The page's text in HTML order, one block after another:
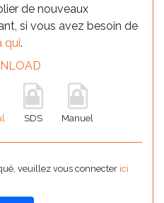
de nouveaux
si vous avez besoin de
qui.
SDS Manuel
veuillez vous connecter ici